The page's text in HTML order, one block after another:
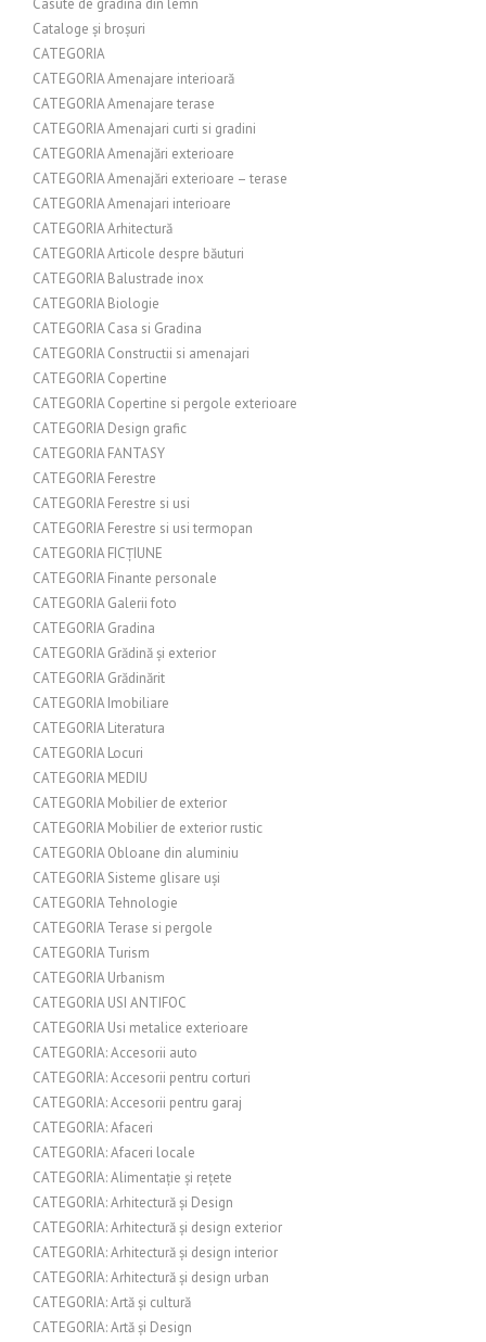
Casute de gradina din lemn
Cataloge și broșuri
CATEGORIA
CATEGORIA Amenajare interioară
CATEGORIA Amenajare terase
CATEGORIA Amenajari curti si gradini
CATEGORIA Amenajări exterioare
CATEGORIA Amenajări exterioare – terase
CATEGORIA Amenajari interioare
CATEGORIA Arhitectură
CATEGORIA Articole despre băuturi
CATEGORIA Balustrade inox
CATEGORIA Biologie
CATEGORIA Casa si Gradina
CATEGORIA Constructii si amenajari
CATEGORIA Copertine
CATEGORIA Copertine si pergole exterioare
CATEGORIA Design grafic
CATEGORIA FANTASY
CATEGORIA Ferestre
CATEGORIA Ferestre si usi
CATEGORIA Ferestre si usi termopan
CATEGORIA FICȚIUNE
CATEGORIA Finante personale
CATEGORIA Galerii foto
CATEGORIA Gradina
CATEGORIA Grădină și exterior
CATEGORIA Grădinărit
CATEGORIA Imobiliare
CATEGORIA Literatura
CATEGORIA Locuri
CATEGORIA MEDIU
CATEGORIA Mobilier de exterior
CATEGORIA Mobilier de exterior rustic
CATEGORIA Obloane din aluminiu
CATEGORIA Sisteme glisare uși
CATEGORIA Tehnologie
CATEGORIA Terase si pergole
CATEGORIA Turism
CATEGORIA Urbanism
CATEGORIA USI ANTIFOC
CATEGORIA Usi metalice exterioare
CATEGORIA: Accesorii auto
CATEGORIA: Accesorii pentru corturi
CATEGORIA: Accesorii pentru garaj
CATEGORIA: Afaceri
CATEGORIA: Afaceri locale
CATEGORIA: Alimentație și rețete
CATEGORIA: Arhitectură și Design
CATEGORIA: Arhitectură și design exterior
CATEGORIA: Arhitectură și design interior
CATEGORIA: Arhitectură și design urban
CATEGORIA: Artă și cultură
CATEGORIA: Artă și Design